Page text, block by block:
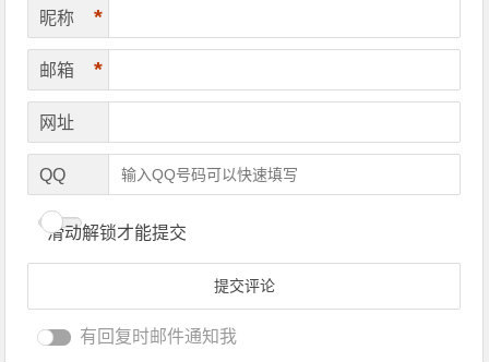
昵称 *
邮箱 *
网址
QQ
滑动解锁才能提交
有回复时邮件通知我